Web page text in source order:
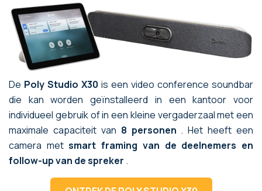
De Poly Studio X30 is een video conference soundbar
die kan worden geïnstalleerd in een kantoor voor
individueel gebruik of in een kleine vergaderzaal met een
maximale capaciteit van 8 personen . Het heeft een
camera metsmart framing van de deelnemers en
follow-up van de spreker .